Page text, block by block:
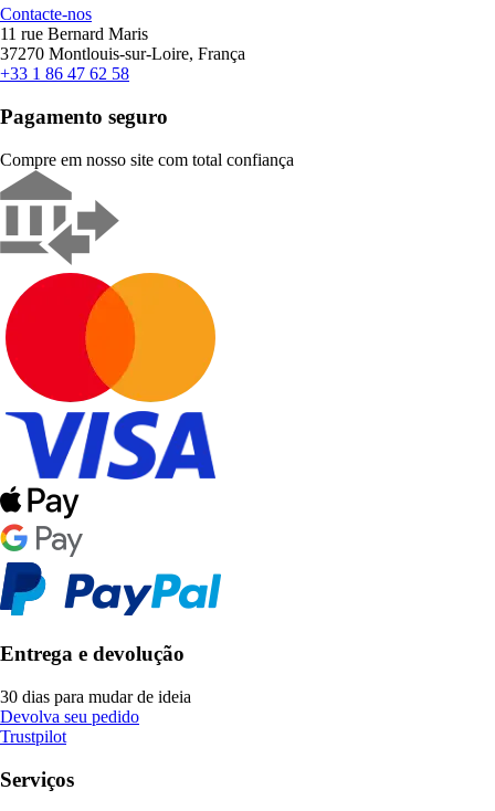
Contacte-nos
11 rue Bernard Maris
37270 Montlouis-sur-Loire, França
+33 1 86 47 62 58
Pagamento seguro
Compre em nosso site com total confiança
Entrega e devolução
30 dias para mudar de ideia
Devolva seu pedido
Trustpilot
Serviços